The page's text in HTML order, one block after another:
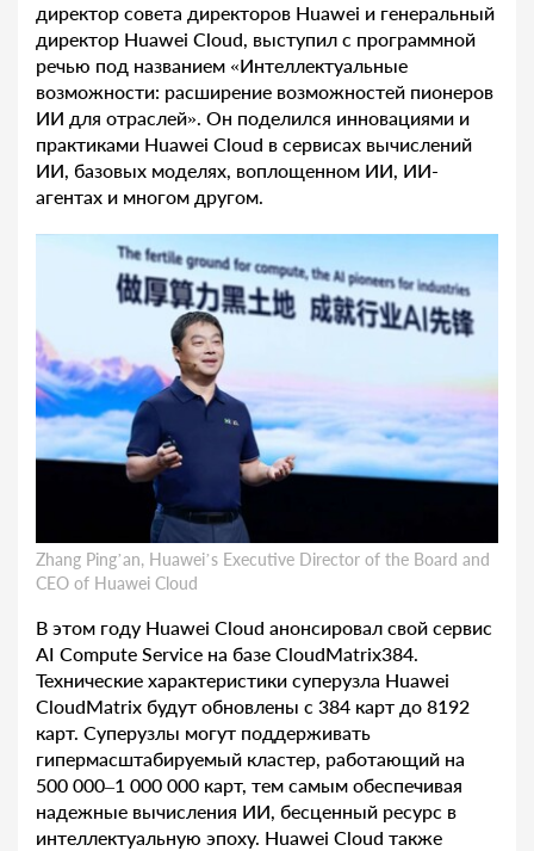
директор совета директоров Huawei и генеральный
директор Huawei Cloud, выступил с программной
речью под названием «Интеллектуальные
возможности: расширение возможностей пионеров
ИИ для отраслей». Он поделился инновациями и
практиками Huawei Cloud в сервисах вычислений
ИИ, базовых моделях, воплощенном ИИ, ИИ-
агентах и многом другом.
Zhang Ping’an, Huawei’s Executive Director of the Board and
CEO of Huawei Cloud
В этом году Huawei Cloud анонсировал свой сервис
AI Compute Service на базе CloudMatrix384.
Технические характеристики суперузла Huawei
CloudMatrix будут обновлены с 384 карт до 8192
карт. Суперузлы могут поддерживать
гипермасштабируемый кластер, работающий на
500 000–1 000 000 карт, тем самым обеспечивая
надежные вычисления ИИ, бесценный ресурс в
интеллектуальную эпоху. Huawei Cloud также